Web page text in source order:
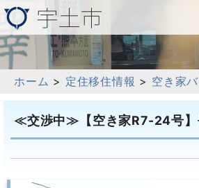
ホーム > 定住移住情報 > 空き家
≪交渉中≫【空き家R7-24号】